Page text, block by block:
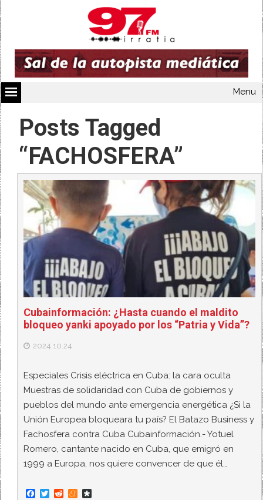
Menu
Posts Tagged
“FACHOSFERA”
Cubainformación: ¿Hasta cuando el maldito
bloqueo yanki apoyado por los “Patria y Vida”?
2024.10.24
Especiales Crisis eléctrica en Cuba: la cara oculta
Muestras de solidaridad con Cuba de gobiernos y
pueblos del mundo ante emergencia energética ¿Si la
Unión Europea bloqueara tu país? El Batazo Business y
Fachosfera contra Cuba Cubainformación.- Yotuel
Romero, cantante nacido en Cuba, que emigró en
1999 a Europa, nos quiere convencer de que él…
F
T
R
M